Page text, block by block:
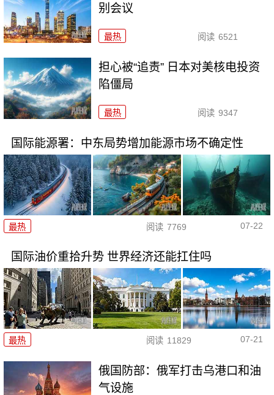
别会议
最热 阅读 6521
担心被“追责” 日本对美核电投资
陷僵局
最热 阅读 9347
国际能源署：中东局势增加能源市场不确定性
最热 阅读 7769 07-22
国际油价重拾升势 世界经济还能扛住吗
最热 阅读 11829 07-21
俄国防部：俄军打击乌港口和油
气设施